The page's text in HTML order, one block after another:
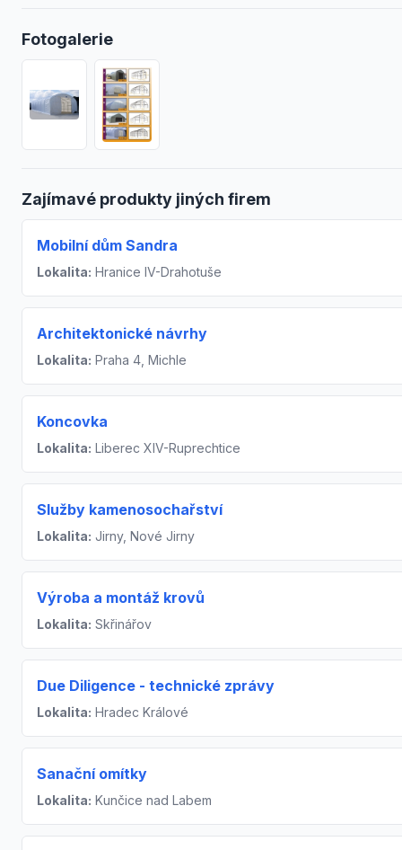
Fotogalerie
Zajímavé produkty jiných firem
Mobilní dům Sandra
Lokalita: Hranice IV-Drahotuše
Architektonické návrhy
Lokalita: Praha 4, Michle
Koncovka
Lokalita: Liberec XIV-Ruprechtice
Služby kamenosochařství
Lokalita: Jirny, Nové Jirny
Výroba a montáž krovů
Lokalita: Skřinářov
Due Diligence - technické zprávy
Lokalita: Hradec Králové
Sanační omítky
Lokalita: Kunčice nad Labem